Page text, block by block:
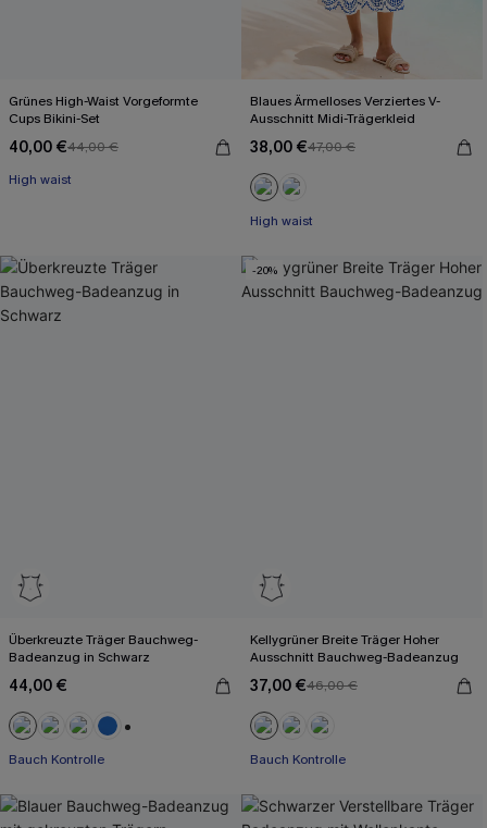
Grünes High-Waist Vorgeformte
Cups Bikini-Set
40,00 €44,00 €
High waist
Blaues Ärmelloses Verziertes V-
Ausschnitt Midi-Trägerkleid
38,00 €47,00 €
High waist
Überkreuzte Träger Bauchweg-
Badeanzug in Schwarz
44,00 €
Bauch Kontrolle
-20%
Kellygrüner Breite Träger Hoher
Ausschnitt Bauchweg-Badeanzug
37,00 €46,00 €
Bauch Kontrolle